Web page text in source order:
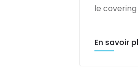
le
En savoir